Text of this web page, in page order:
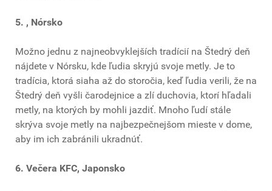
5. , Nórsko
Možno jednu z najneobvyklejších tradícií na Štedrý deň
nájdete v Nórsku, kde ľudia skryjú svoje metly. Je to
tradícia, ktorá siaha až do storočia, keď ľudia verili, že na
Štedrý deň vyšli čarodejnice a zlí duchovia, ktorí hľadali
metly, na ktorých by mohli jazdiť. Mnoho ľudí stále
skrýva svoje metly na najbezpečnejšom mieste v dome,
aby im ich zabránili ukradnúť.
6. Večera KFC, Japonsko